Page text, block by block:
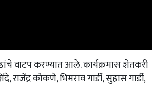
वाटप करण्यात आले. कार्यक्रमास शेतकरी
कोकणे, भिमराव गार्डी, सुहास गार्डी,